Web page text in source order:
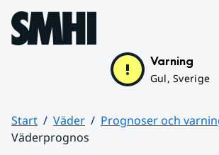
Hoppa till sidans innehåll
Varning
Gul, Sverige
Start Väder
Prognoser och
Väderprognos